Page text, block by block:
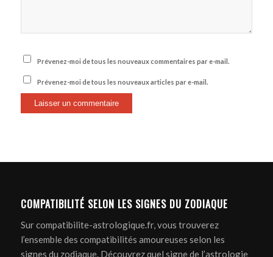
Prévenez-moi de tous les nouveaux commentaires par e-mail.
Prévenez-moi de tous les nouveaux articles par e-mail.
COMPATIBILITÉ SELON LES SIGNES DU ZODIAQUE
Sur compatibilite-astrologique.fr, vous trouverez
l’ensemble des compatibilités amoureuses selon les
signes du zodiaque. Découvrez quel signe de l’astrologie